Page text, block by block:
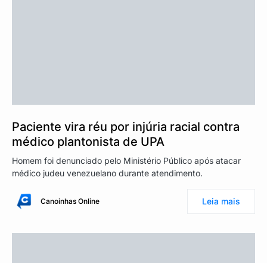
Paciente vira réu por injúria racial contra
médico plantonista de UPA
Homem foi denunciado pelo Ministério Público após atacar
médico judeu venezuelano durante atendimento.
Canoinhas Online Leia mais